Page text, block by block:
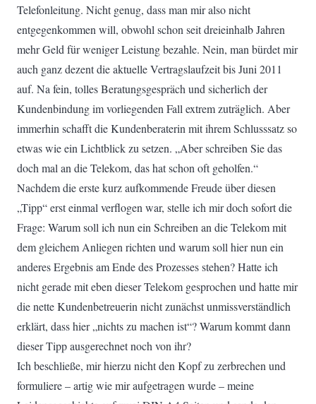
Telefonleitung. Nicht genug, dass man mir also nicht
entgegenkommen will, obwohl schon seit dreieinhalb Jahren
mehr Geld für weniger Leistung bezahle. Nein, man bürdet mir
auch ganz dezent die aktuelle Vertragslaufzeit bis Juni 2011
auf. Na fein, tolles Beratungsgespräch und sicherlich der
Kundenbindung im vorliegenden Fall extrem zuträglich. Aber
immerhin schafft die Kundenberaterin mit ihrem Schlusssatz so
etwas wie ein Lichtblick zu setzen. „Aber schreiben Sie das
doch mal an die Telekom, das hat schon oft geholfen.“
Nachdem die erste kurz aufkommende Freude über diesen
„Tipp“ erst einmal verflogen war, stelle ich mir doch sofort die
Frage: Warum soll ich nun ein Schreiben an die Telekom mit
dem gleichem Anliegen richten und warum soll hier nun ein
anderes Ergebnis am Ende des Prozesses stehen? Hatte ich
nicht gerade mit eben dieser Telekom gesprochen und hatte mir
die nette Kundenbetreuerin nicht zunächst unmissverständlich
erklärt, dass hier „nichts zu machen ist“? Warum kommt dann
dieser Tipp ausgerechnet noch von ihr?
Ich beschließe, mir hierzu nicht den Kopf zu zerbrechen und
formuliere – artig wie mir aufgetragen wurde – meine